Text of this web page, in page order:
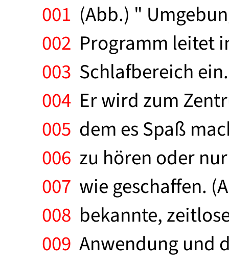
001 (Abb.) "
002 Programm leitet
003 Schlafbereich
004 Er wird zum
005 dem es Spaß
006 zu hören oder
007 wie geschaffen.
008 bekannte,
009 Anwendung und